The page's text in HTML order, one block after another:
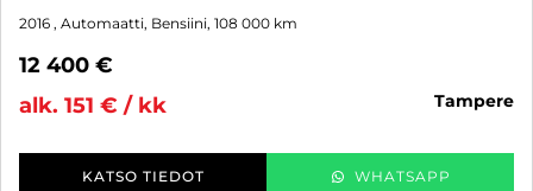
2016 , Automaatti, Bensiini, 108 000 km
12 400 €
alk. 151 € / kk
tampere
KATSO TIEDOT WHATSAPP